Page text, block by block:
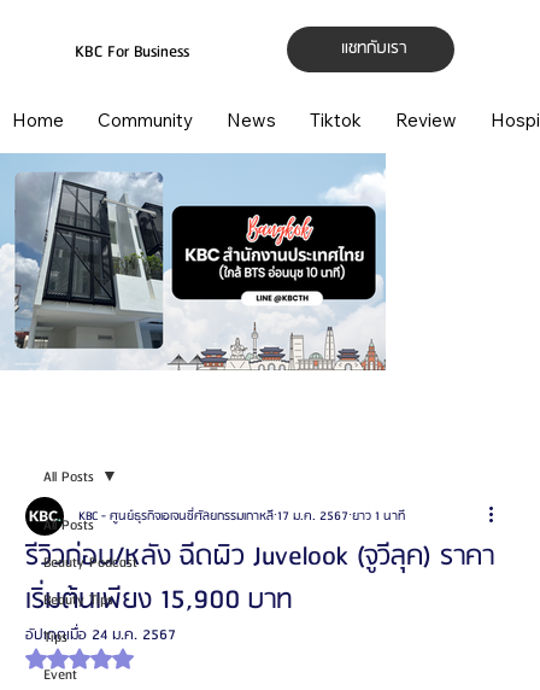
แชทกับเรา
KBC For Business
Home Community News Tiktok Review
All Posts
Beauty Podcast
Beauty Tips
Tips
Event
All Posts
รีวิวก่อน/หลัง ฉีดผิว Juvelook (จูวีลุค) ราคา
เริ่มต้นเพียง 15,900 บาท
KBC - ศูนย์ธุรกิจเอเจนซี่ศัลยกรรมเกาหลี17 ม.ค. 2567 ยาว 1 นาที
อัปเดตเมื่อ 24 ม.ค. 2567
ได้รับ NaN เต็ม 5 ดาว